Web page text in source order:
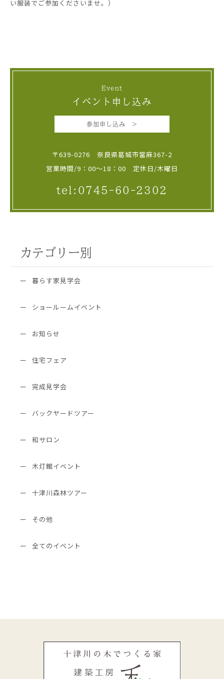
い服装でご参加くださいませ。）
Event
イベント申し込み
参加申し込み >
〒639-0276 奈良県葛城市當麻367-2
営業時間/9：00～18：00 定休日/木曜日
tel:0745-60-2302
カテゴリー別
暮らす家見学会
ショールームイベント
お知らせ
住宅フェア
完成見学会
バックヤードツアー
和サロン
木灯館イベント
十津川森林ツアー
その他
全てのイベント